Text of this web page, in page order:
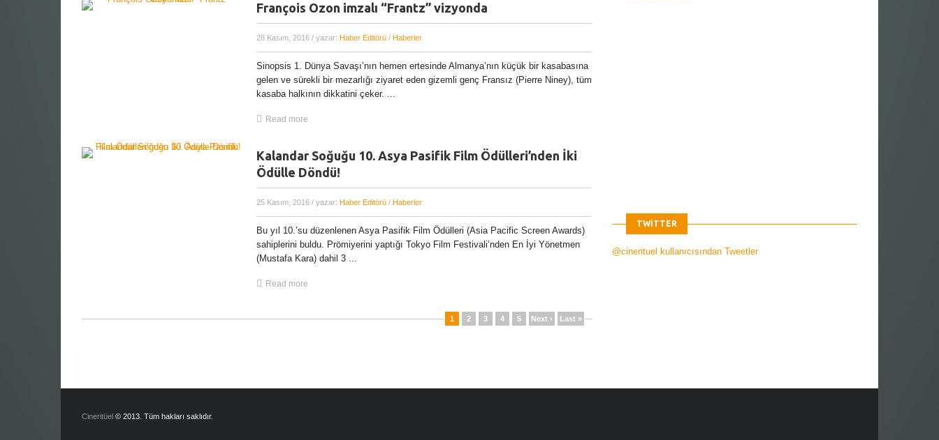
François Ozon imzalı “Frantz” vizyonda
28 Kasım, 2016 / yazar: Haber Editörü/ Haberler
Sinopsis 1. Dünya Savaşı’nın hemen ertesinde Almanya’nın küçük bir kasabasına
gelen ve sürekli bir mezarlığı ziyaret eden gizemli genç Fransız (Pierre Niney), tüm
kasaba halkının dikkatini çeker. ...
Read more
Kalandar Soğuğu 10. Asya Pasifik Film Ödülleri’nden İki
Ödülle Döndü!
25 Kasım, 2016 / yazar: Haber Editörü/ Haberler
Bu yıl 10.’su düzenlenen Asya Pasifik Film Ödülleri (Asia Pacific Screen Awards)
sahiplerini buldu. Prömiyerini yaptığı Tokyo Film Festivali’nden En İyi Yönetmen
(Mustafa Kara) dahil 3 ...
Read more
1 2 3 4 5 Next › Last »
TWITTER
@cinerituel kullanıcısından Tweetler
Cineritüel © 2013. Tüm hakları saklıdır.